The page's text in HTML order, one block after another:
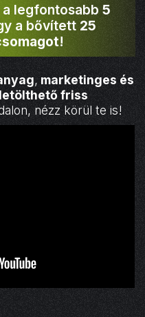
legfontosabb 5
a bővített 25
!
, marketinges és
letölthető friss
nézz körül te is!